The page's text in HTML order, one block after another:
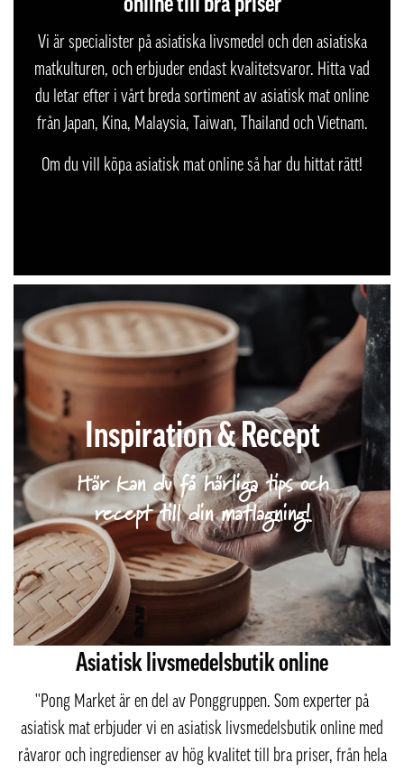
Vi är specialister på asiatiska livsmedel och den asiatiska
matkulturen, och erbjuder endast kvalitetsvaror. Hitta vad
du letar efter i vårt breda sortiment av asiatisk mat online
från Japan, Kina, Malaysia, Taiwan, Thailand och Vietnam.
Om du vill köpa asiatisk mat online så har du hittat rätt!
Inspiration & Recept
Här kan du få härliga tips och
recept till din matlagning!
Asiatisk livsmedelsbutik online
''Pong Market är en del av Ponggruppen. Som experter på
asiatisk mat erbjuder vi en asiatisk livsmedelsbutik online med
råvaror och ingredienser av hög kvalitet till bra priser, från hela